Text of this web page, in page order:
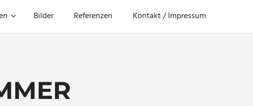
Bilder Referenzen Kontakt / Impressum